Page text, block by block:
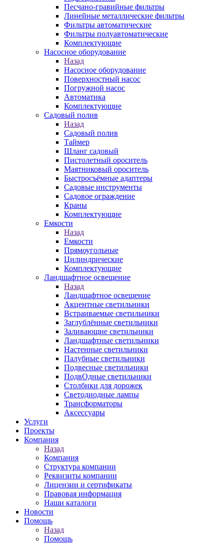
Песчано-гравийные фильтры
Линейные металлические фильтры
Фильтры автоматические
Фильтры полуавтоматические
Комплектующие
Насосное оборудование
Назад
Насосное оборудование
Поверхностный насос
Погружной насос
Автоматика
Комплектующие
Садовый полив
Назад
Садовый полив
Таймер
Шланг садовый
Пистолетный ороситель
Маятниковый ороситель
Быстросъёмные адаптеры
Садовые инструменты
Садовое ограждение
Краны
Комплектующие
Емкости
Назад
Емкости
Прямоугольные
Цилиндрические
Комплектующие
Ландшафтное освещение
Назад
Ландшафтное освещение
Акцентные светильники
Встраиваемые светильники
Заглублённые светильники
Заливающие светильники
Ландшафтные светильники
Настенные светильники
Палубные светильники
Подвесные светильники
ПодвОдные светильники
Столбики для дорожек
Светодиодные лампы
Трансформаторы
Аксессуары
Услуги
Проекты
Компания
Назад
Компания
Структура компании
Реквизиты компании
Лицензии и сертификаты
Правовая информация
Наши каталоги
Новости
Помощь
Назад
Помощь